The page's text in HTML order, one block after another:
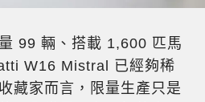
99 輛、搭載 1,600 匹馬
W16 Mistral 已經夠稀
藏家而言，限量生產只是